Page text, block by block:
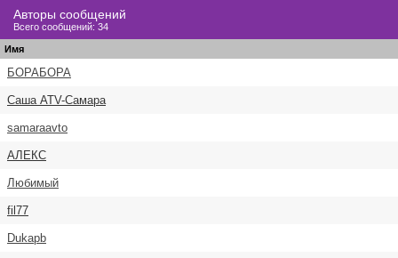
Авторы сообщений
Всего сообщений: 34
Имя
БОРАБОРА
Саша ATV-Самара
samaraavto
АЛЕКС
Любимый
fil77
Dukapb